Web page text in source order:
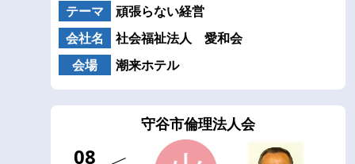
テーマ
頑張らない経営
会社名
社会福祉法人 愛和会
会場
潮来ホテル
守谷市倫理法人会
08